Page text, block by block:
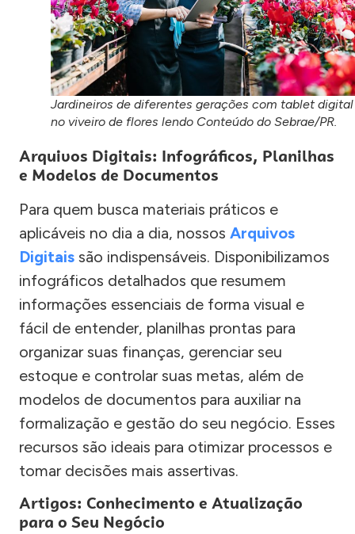
Jardineiros de diferentes gerações com tablet digital
no viveiro de flores lendo Conteúdo do Sebrae/PR.
Arquivos Digitais: Infográficos, Planilhas
e Modelos de Documentos
Para quem busca materiais práticos e
aplicáveis no dia a dia, nossos Arquivos
Digitais são indispensáveis. Disponibilizamos
infográficos detalhados que resumem
informações essenciais de forma visual e
fácil de entender, planilhas prontas para
organizar suas finanças, gerenciar seu
estoque e controlar suas metas, além de
modelos de documentos para auxiliar na
formalização e gestão do seu negócio. Esses
recursos são ideais para otimizar processos e
tomar decisões mais assertivas.
Artigos: Conhecimento e Atualização
para o Seu Negócio